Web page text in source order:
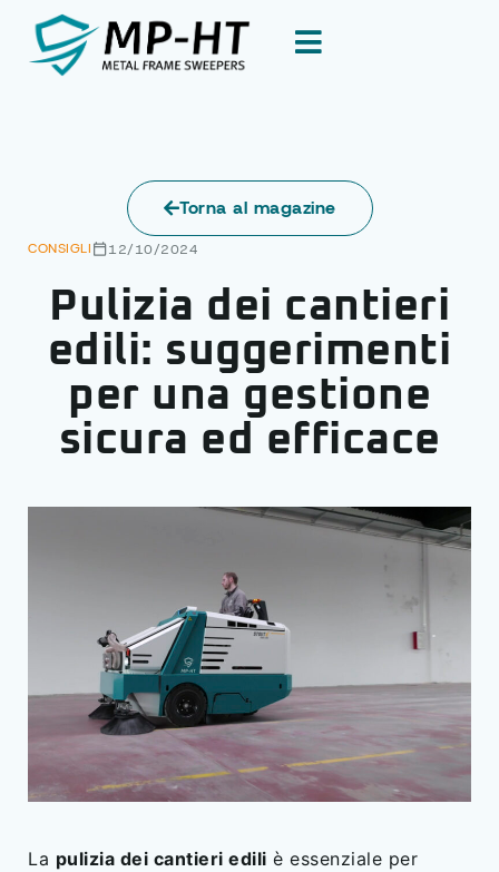
Torna al magazine
CONSIGLI 12/10/2024
Pulizia dei cantieri
edili: suggerimenti
per una gestione
sicura ed efficace
La pulizia dei cantieri edili è essenziale per